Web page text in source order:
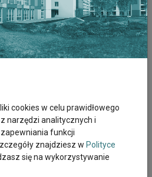
cookies w celu prawidłowego
narzędzi analitycznych i
funkcji
znajdziesz w Polityce
się na wykorzystywanie